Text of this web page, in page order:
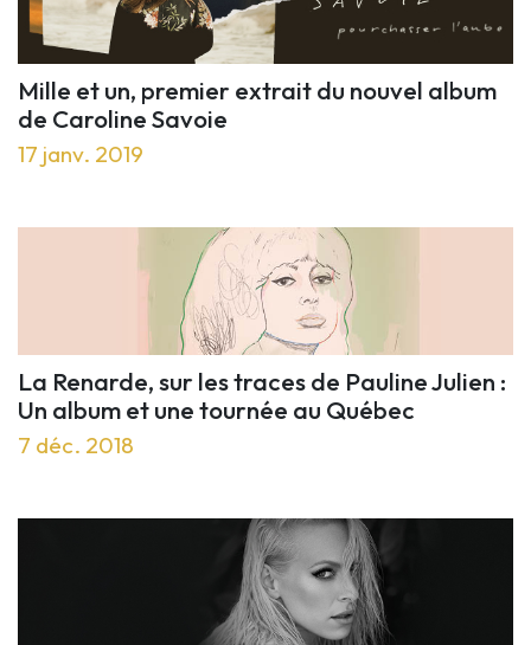
Mille et un, premier extrait du nouvel album
de Caroline Savoie
17 janv. 2019
La Renarde, sur les traces de Pauline Julien :
Un album et une tournée au Québec
7 déc. 2018